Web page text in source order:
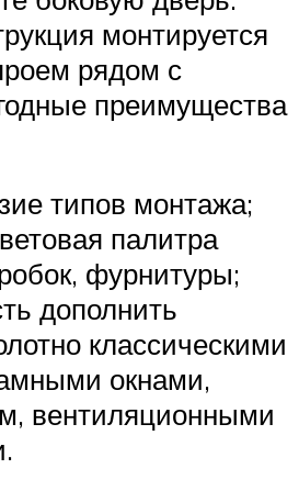
монтируется
рядом с
преимущества
типов монтажа;
палитра
фурнитуры;
дополнить
классическими
окнами,
вентиляционными